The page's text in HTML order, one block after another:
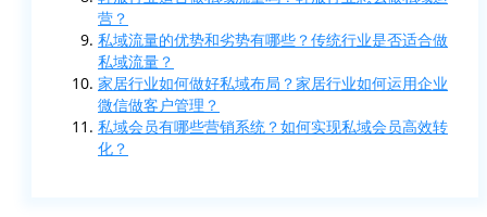
营？
私域流量的优势和劣势有哪些？传统行业是否适合做
私域流量？
家居行业如何做好私域布局？家居行业如何运用企业
微信做客户管理？
私域会员有哪些营销系统？如何实现私域会员高效转
化？